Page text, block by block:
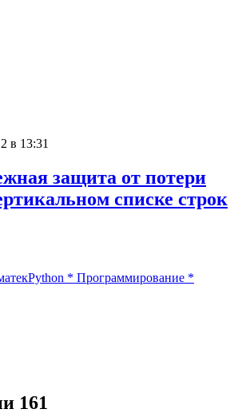
в 13:31
защита от потери
списке строк
Python * Программирование *
161